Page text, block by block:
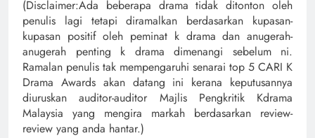
(Disclaimer:Ada beberapa drama tidak ditonton oleh
penulis lagi tetapi diramalkan berdasarkan kupasan-
kupasan positif oleh peminat k drama dan anugerah-
anugerah penting k drama dimenangi sebelum ni.
Ramalan penulis tak mempengaruhi senarai top 5 CARI K
Drama Awards akan datang ini kerana keputusannya
diuruskan auditor-auditor Majlis Pengkritik Kdrama
Malaysia yang mengira markah berdasarkan review-
review yang anda hantar.)